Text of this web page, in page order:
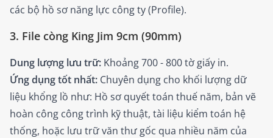
các bộ hồ sơ năng lực công ty (Profile).
3. File còng King Jim 9cm (90mm)
Dung lượng lưu trữ: Khoảng 700 - 800 tờ giấy in.
Ứng dụng tốt nhất: Chuyên dụng cho khối lượng dữ
liệu khổng lồ như: Hồ sơ quyết toán thuế năm, bản vẽ
hoàn công công trình kỹ thuật, tài liệu kiểm toán hệ
thống, hoặc lưu trữ văn thư gốc qua nhiều năm của